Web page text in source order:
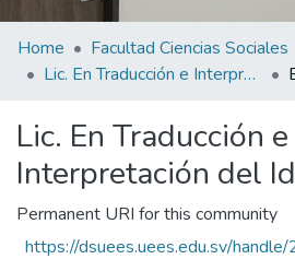
Home
Facultad Ciencias Sociales
Lic. En Traducción e Interpretación del Idioma Ingles
Lic. En Traducción e
Interpretación del
Permanent URI for this community
https://dsuees.uees.edu.sv/